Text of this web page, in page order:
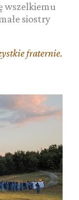
wszelkiemu
siostry
fraternie.